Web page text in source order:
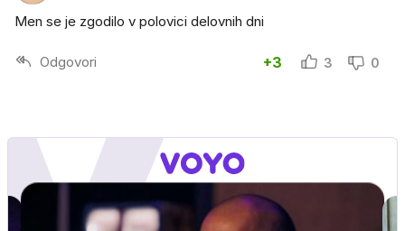
Men se je zgodilo v polovici delovnih dni
Odgovori +3 3 0